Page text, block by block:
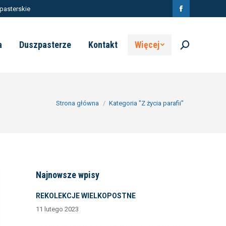
Facebook
opens
window
Duszpasterze Kontakt Więcej Szukaj:
Jesteś tutaj:
Strona główna Kategoria "Z życia parafii"
Najnowsze wpisy
REKOLEKCJE WIELKOPOSTNE
11 lutego 2023